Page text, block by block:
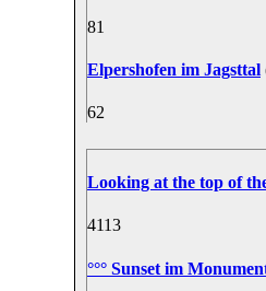
81
Elpershofen im Jagsttal
62
Looking at the top of
4113
°°° Sunset im